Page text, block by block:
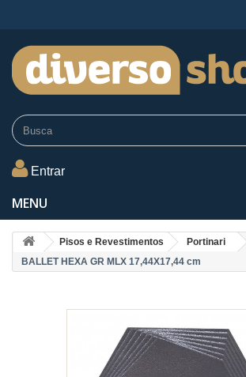
Entrar
MENU
Pisos e Revestimentos Portinari
BALLET HEXA GR MLX 17,44X17,44 cm